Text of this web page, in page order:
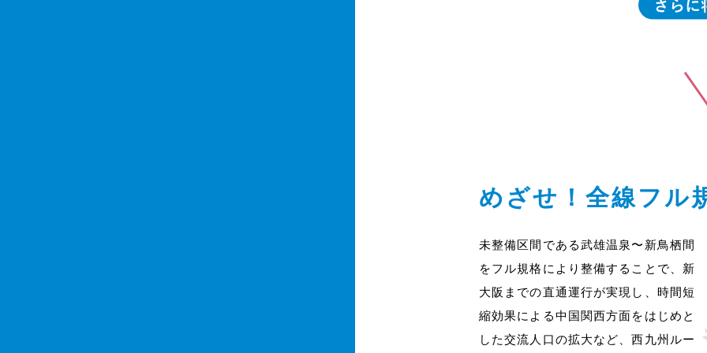
めざせ！全線フル
未整備区間である武雄温泉〜新鳥栖間
をフル規格により整備することで、新
大阪までの直通運行が実現し、時間短
縮効果による中国関西方面をはじめと
した交流人口の拡大など、西九州ルー